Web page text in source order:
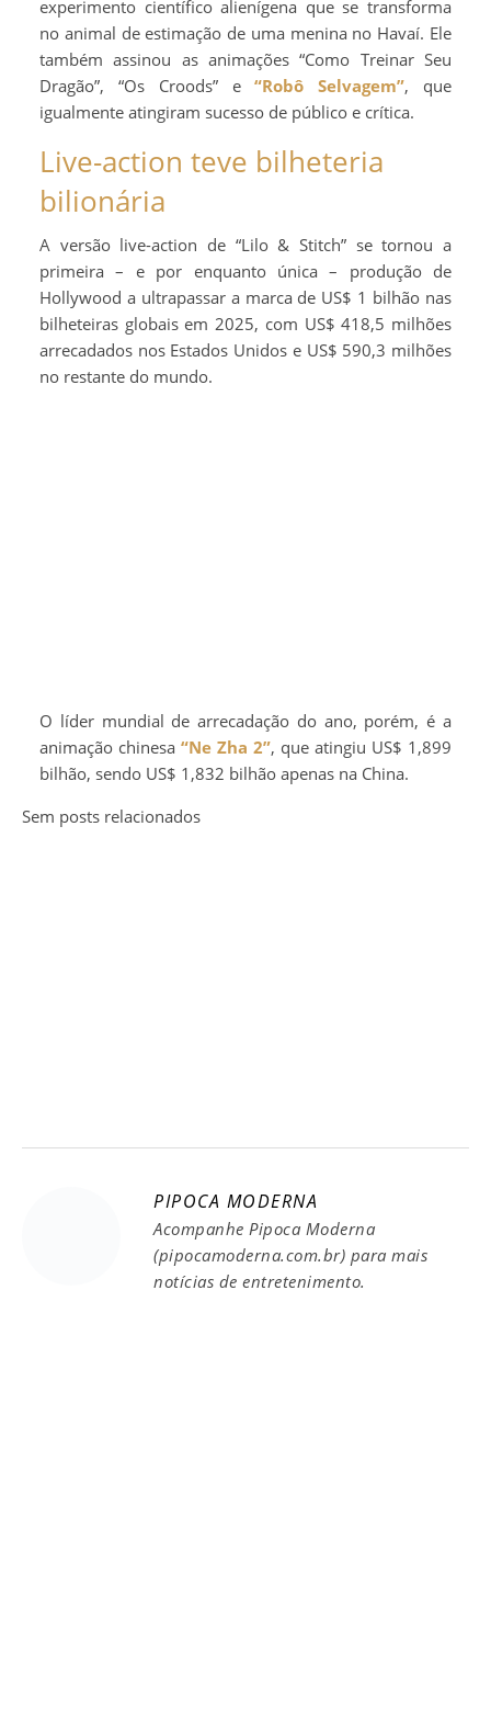
experimento científico alienígena que se transforma
no animal de estimação de uma menina no Havaí. Ele
também assinou as animações “Como Treinar Seu
Dragão”, “Os Croods” e“Robô Selvagem”, que
igualmente atingiram sucesso de público e crítica.
Live-action teve bilheteria
bilionária
A versão live-action de “Lilo & Stitch” se tornou a
primeira – e por enquanto única – produção de
Hollywood a ultrapassar a marca de US$ 1 bilhão nas
bilheteiras globais em 2025, com US$ 418,5 milhões
arrecadados nos Estados Unidos e US$ 590,3 milhões
no restante do mundo.
O líder mundial de arrecadação do ano, porém, é a
animação chinesa “Ne Zha 2”, que atingiu US$ 1,899
bilhão, sendo US$ 1,832 bilhão apenas na China.
Sem posts relacionados
PIPOCA MODERNA
Acompanhe Pipoca Moderna
(pipocamoderna.com.br) para mais
notícias de entretenimento.